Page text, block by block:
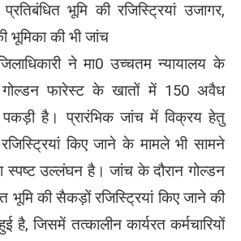
भूमि की रजिस्ट्रियां उजागर,
भूमिका की भी जांच
ने मा0 उच्चतम न्यायालय के
गोल्डन फारेस्ट के खातों में 150 अवैध
पकड़ी है। प्रारंभिक जांच में विक्रय हेतु
किए जाने के मामले भी सामने
स्पष्ट उल्लंघन है। जांच के दौरान गोल्डन
भूमि की सैकड़ों रजिस्ट्रियां किए जाने की
है, जिसमें तत्कालीन कार्यरत कर्मचारियों